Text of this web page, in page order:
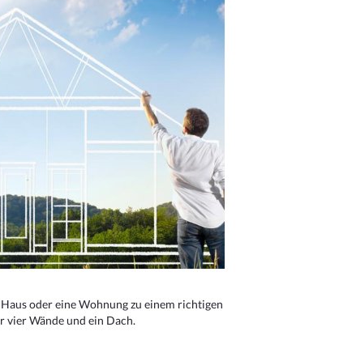
oder eine Wohnung zu einem richtigen
vier Wände und ein Dach.